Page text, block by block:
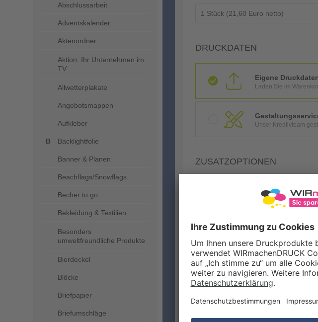
Abschlussarbeit
Adventskalender
Aktenordner
Aktion: Ihr Unternehmen im
TV
Allwetterplakate
Angebotsmappen
Aufkleber
Backlightfolie
Banner & Planen
Beachflags/Snowflags
Becher to go
Bekleidung & Textilien
Besonders
umweltfreundliche Produkte
Bierdeckel
Blöcke
Briefpapier
Briefumschläge
DRUCKDATEN
Eigene
Laden Sie im
Unser Kreativteam
ZUSATZOPTIONEN
Qualitätskontrolle (von
Konvertierung Ihrer Daten
MEHRWERTSTEUERSATZ